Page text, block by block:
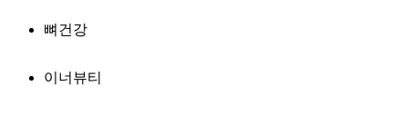
뼈건강
이너뷰티